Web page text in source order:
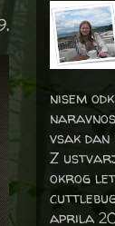
nisem
vsak
Z
okrog
aprila